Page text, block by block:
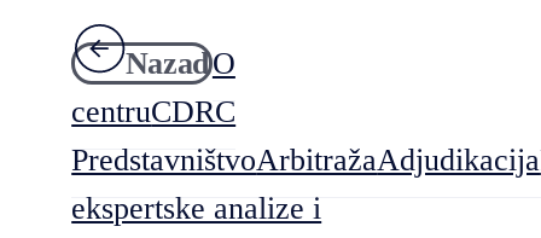
NazadO
centruCDRC
PredstavništvoArbitražaAdjudikacija
ekspertske analize i